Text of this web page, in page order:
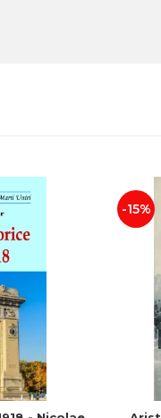
-15%